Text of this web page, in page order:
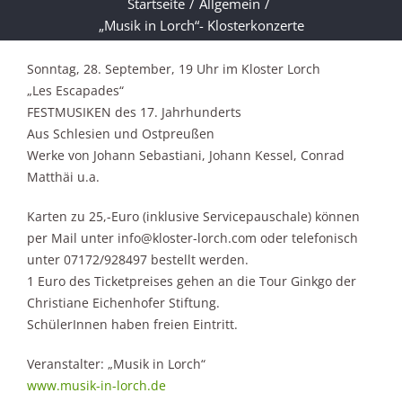
Startseite / Allgemein /
„Musik in Lorch“- Klosterkonzerte
Sonntag, 28. September, 19 Uhr im Kloster Lorch
„Les Escapades“
FESTMUSIKEN des 17. Jahrhunderts
Aus Schlesien und Ostpreußen
Werke von Johann Sebastiani, Johann Kessel, Conrad
Matthäi u.a.
Karten zu 25,-Euro (inklusive Servicepauschale) können
per Mail unter info@kloster-lorch.com oder telefonisch
unter 07172/928497 bestellt werden.
1 Euro des Ticketpreises gehen an die Tour Ginkgo der
Christiane Eichenhofer Stiftung.
SchülerInnen haben freien Eintritt.
Veranstalter: „Musik in Lorch“
www.musik-in-lorch.de